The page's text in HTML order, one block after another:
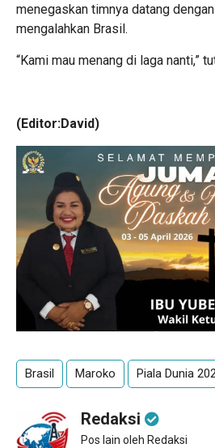
menegaskan timnya datang
mengalahkan Brasil.
“Kami mau menang di laga nanti,”
(Editor:David)
Brasil Maroko Piala Dunia
Redaksi
Pos lain oleh Redaksi